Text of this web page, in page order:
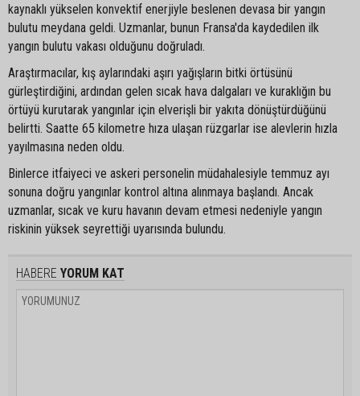
kaynaklı yükselen konvektif enerjiyle beslenen devasa bir yangın
bulutu meydana geldi. Uzmanlar, bunun Fransa'da kaydedilen ilk
yangın bulutu vakası olduğunu doğruladı.
Araştırmacılar, kış aylarındaki aşırı yağışların bitki örtüsünü
gürleştirdiğini, ardından gelen sıcak hava dalgaları ve kuraklığın bu
örtüyü kurutarak yangınlar için elverişli bir yakıta dönüştürdüğünü
belirtti. Saatte 65 kilometre hıza ulaşan rüzgarlar ise alevlerin hızla
yayılmasına neden oldu.
Binlerce itfaiyeci ve askeri personelin müdahalesiyle temmuz ayı
sonuna doğru yangınlar kontrol altına alınmaya başlandı. Ancak
uzmanlar, sıcak ve kuru havanın devam etmesi nedeniyle yangın
riskinin yüksek seyrettiği uyarısında bulundu.
HABERE YORUM KAT